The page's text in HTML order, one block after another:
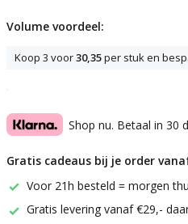
Volume voordeel:
Koop 3 voor30,35per stuk en
Shop nu. Betaal in 30
Gratis cadeaus bij je order
Voor 21h besteld = morgen
Gratis levering vanaf €29,-